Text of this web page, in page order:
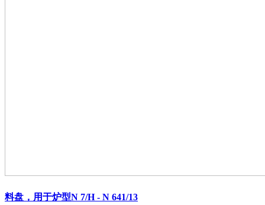
料盘，用于炉型N 7/H - N 641/13